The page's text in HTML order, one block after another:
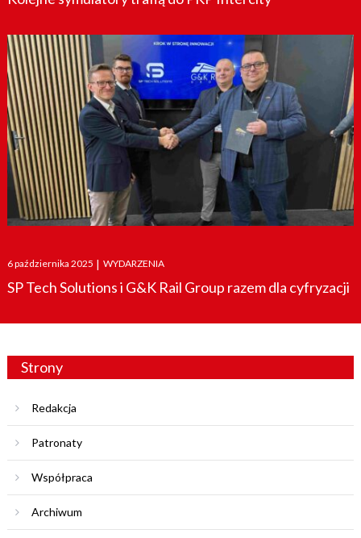
Posted
on
6 października 2025 | WYDARZENIA
SP Tech Solutions i G&K Rail Group razem dla cyfryzacji
Strony
Redakcja
Patronaty
Współpraca
Archiwum